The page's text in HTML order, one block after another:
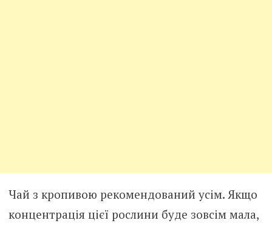
Чай з кропивою рекомендований усім. Якщо
концентрація цієї рослини буде зовсім мала,